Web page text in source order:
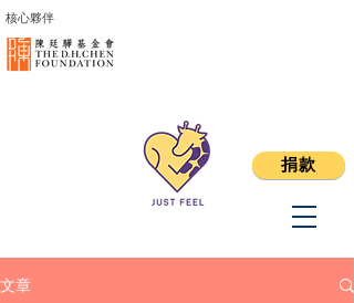
捐款
核心夥伴
文章